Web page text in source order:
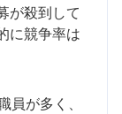
が殺到して
に競争率は
員が多く、